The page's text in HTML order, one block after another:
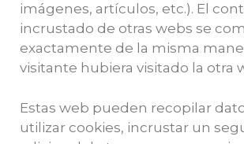
imágenes, artículos, etc.). El
incrustado de otras webs se
exactamente de la misma
visitante hubiera visitado la otra
Estas web pueden recopilar
utilizar cookies, incrustar un